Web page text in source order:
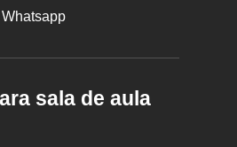
sala de aula